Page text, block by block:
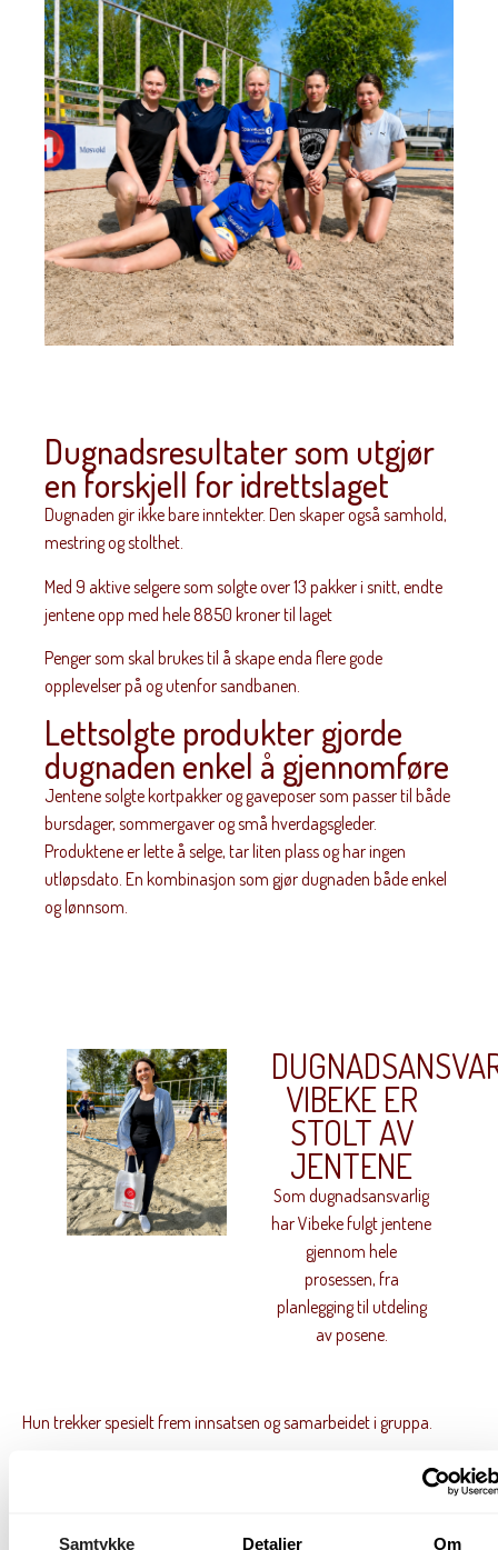
Samtykke Detaljer Om
Dugnadsresultater som utgjør
en forskjell for idrettslaget
Dugnaden gir ikke bare inntekter. Den skaper også samhold,
mestring og stolthet.
Med 9 aktive selgere som solgte over 13 pakker i snitt, endte
jentene opp med hele 8850 kroner til laget
Penger som skal brukes til å skape enda flere gode
opplevelser på og utenfor sandbanen.
Lettsolgte produkter gjorde
dugnaden enkel å gjennomføre
Jentene solgte kortpakker og gaveposer som passer til både
bursdager, sommergaver og små hverdagsgleder.
Produktene er lette å selge, tar liten plass og har ingen
utløpsdato. En kombinasjon som gjør dugnaden både enkel
og lønnsom.
VIBEKE ER
STOLT AV
JENTENE
Som dugnadsansvarlig
har Vibeke fulgt jentene
gjennom hele
prosessen, fra
planlegging til utdeling
av posene.
Hun trekker spesielt frem innsatsen og samarbeidet i gruppa.
«Jentene har vært kjempeflinke. De har stått på, heiet på hverandre
For Vibeke er det ikke bare summen som betyr noe.